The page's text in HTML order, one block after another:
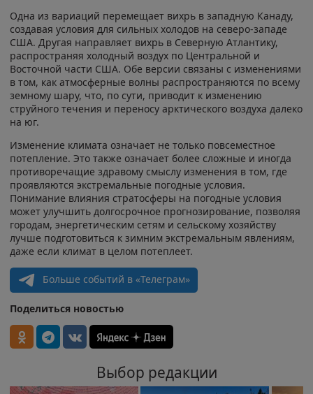
Одна из вариаций перемещает вихрь в западную Канаду,
создавая условия для сильных холодов на северо-западе
США. Другая направляет вихрь в Северную Атлантику,
распространяя холодный воздух по Центральной и
Восточной части США. Обе версии связаны с изменениями
в том, как атмосферные волны распространяются по всему
земному шару, что, по сути, приводит к изменению
струйного течения и переносу арктического воздуха далеко
на юг.
Изменение климата означает не только повсеместное
потепление. Это также означает более сложные и иногда
противоречащие здравому смыслу изменения в том, где
проявляются экстремальные погодные условия.
Понимание влияния стратосферы на погодные условия
может улучшить долгосрочное прогнозирование, позволяя
городам, энергетическим сетям и сельскому хозяйству
лучше подготовиться к зимним экстремальным явлениям,
даже если климат в целом потеплеет.
Больше событий в «Телеграм»
Поделиться новостью
Выбор редакции